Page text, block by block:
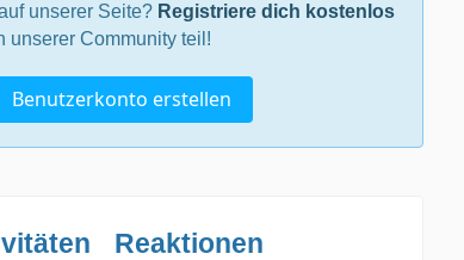
unserer Seite? Registriere dich kostenlos
unserer Community teil!
Benutzerkonto erstellen
Reaktionen